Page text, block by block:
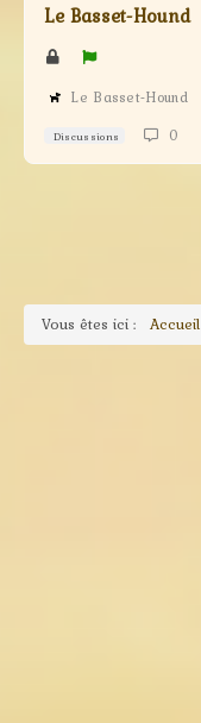
Le Basset-Hound
Le Basset-Hound
Discussions 0
Vous êtes ici : Accueil